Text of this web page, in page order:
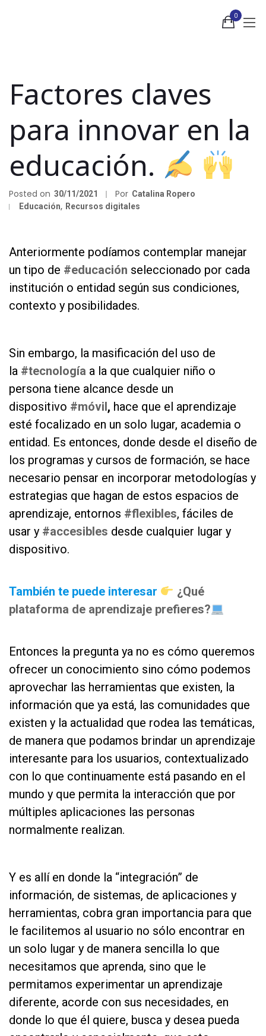
0
Factores claves
para innovar en la
educación.
Posted on 30/11/2021 Por Catalina Ropero
Educación, Recursos digitales
Anteriormente podíamos contemplar manejar
un tipo de #educación seleccionado por cada
institución o entidad según sus condiciones,
contexto y posibilidades.
Sin embargo, la masificación del uso de
la #tecnología a la que cualquier niño o
persona tiene alcance desde un
dispositivo #móvil, hace que el aprendizaje
esté focalizado en un solo lugar, academia o
entidad. Es entonces, donde desde el diseño de
los programas y cursos de formación, se hace
necesario pensar en incorporar metodologías y
estrategias que hagan de estos espacios de
aprendizaje, entornos #flexibles, fáciles de
usar y #accesibles desde cualquier lugar y
dispositivo.
También te puede interesar
¿Qué
plataforma de aprendizaje prefieres?
Entonces la pregunta ya no es cómo queremos
ofrecer un conocimiento sino cómo podemos
aprovechar las herramientas que existen, la
información que ya está, las comunidades que
existen y la actualidad que rodea las temáticas,
de manera que podamos brindar un aprendizaje
interesante para los usuarios, contextualizado
con lo que continuamente está pasando en el
mundo y que permita la interacción que por
múltiples aplicaciones las personas
normalmente realizan.
Y es allí en donde la “integración” de
información, de sistemas, de aplicaciones y
herramientas, cobra gran importancia para que
le facilitemos al usuario no sólo encontrar en
un solo lugar y de manera sencilla lo que
necesitamos que aprenda, sino que le
permitamos experimentar un aprendizaje
diferente, acorde con sus necesidades, en
donde lo que él quiere, busca y desea pueda